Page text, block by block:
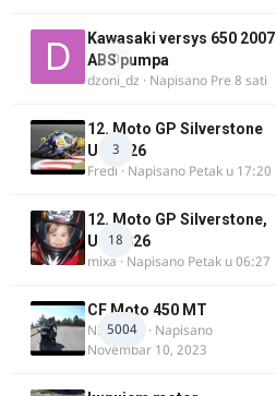
0
Kawasaki versys 650 2007
ABS pumpa
dzoni_dz · Napisano Pre 8 sati
3
12. Moto GP Silverstone
UK 2026
Fredi · Napisano Petak u 17:20
18
12. Moto GP Silverstone,
UK, 2026
mixa · Napisano Petak u 06:27
5004
CF Moto 450 MT
NIKOLA 1
· Napisano
Novembar 10, 2023